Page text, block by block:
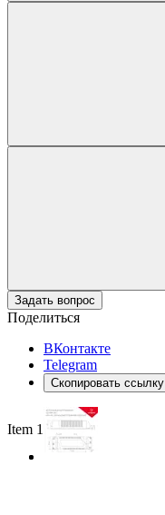
Задать вопрос
Поделиться
ВКонтакте
Telegram
Скопировать ссылку
Item 1 of 2